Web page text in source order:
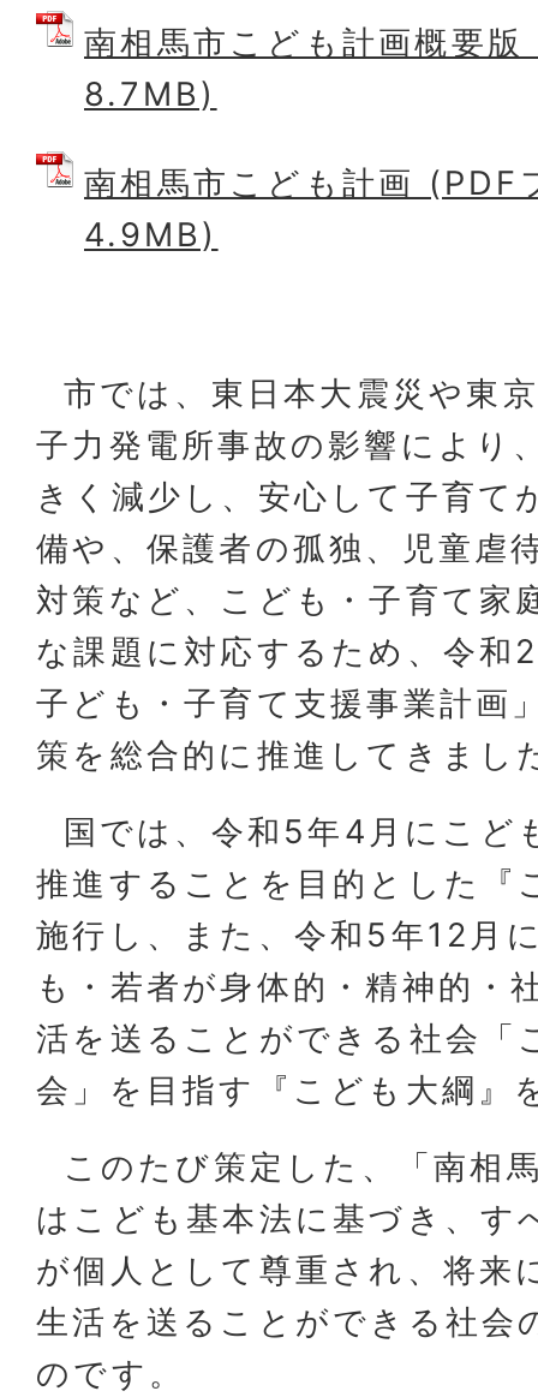
南相馬市こども計画概要
8.7MB)
南相馬市こども計画 (PDF
4.9MB)
市では、東日本大震災や東
子力発電所事故の影響により
きく減少し、安心して子育て
備や、保護者の孤独、児童虐
対策など、こども・子育て家
な課題に対応するため、令和
子ども・子育て支援事業計画
策を総合的に推進してきまし
国では、令和5年4月にこど
推進することを目的とした『
施行し、また、令和5年12月
も・若者が身体的・精神的・
活を送ることができる社会「
会」を目指す『こども大綱』
このたび策定した、「南相
はこども基本法に基づき、す
が個人として尊重され、将来
生活を送ることができる社会
のです。